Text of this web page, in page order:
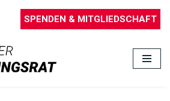
SPENDEN & MITGLIEDSCHAFT